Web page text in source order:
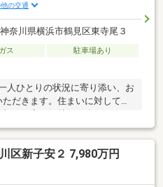
の交通
神奈川県横浜市鶴見区東寺尾３
ス
駐車場あり
人ひとりの状況に寄り添い、お
だきます。住まいに対して求
、お客様にあわせたオーダー
その先の新生活も、良き伴走
多少難しそうなご条件でも、
業38年の経験とノウハウ・情
区新子安２ 7,980万円